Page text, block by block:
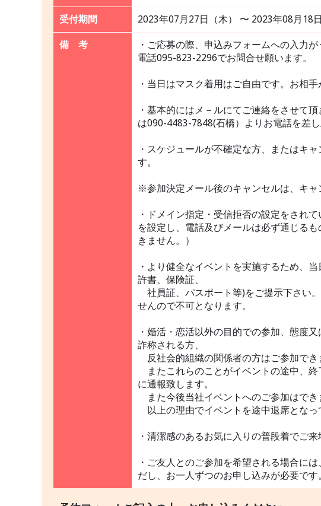
受付期間 2023年07月27日（木） 〜 2023年08月18日
備 考
・ご応募の際、申込みフォームへの入力
電話095-823-2296でお問合せ願います。
・当日はマスク着用はご自由です。お相
・基本的にはメ－ルにてご連絡をさせて
は090-4483-7848(石橋）よりお電話を差
・スケジュールが不確定な方、またはキ
す。
※参加決定メール後のキャンセルは、キャ
・ドメイン指定・受信拒否の設定をされ
を設定し、電話及びメールは必ず通じる
きません。）
・より健全なイベントを実施するため、
許書、保険証、
社員証、パスポート等)をご提示下さい
せんので不可となります。
・婚活・恋活以外の目的での参加、態度
詐称される方、
反社会的組織の関係者の方はご参加でき
またこれらのことがイベントの途中、
に通報致します。
また今後当社イベントへのご参加はでき
以上の理由でイベントを途中退席とな
・清潔感のあるお気に入りの普段着でご来
・ご友人とのご参加を希望される場合に
だし、お一人ずつのお申し込みが必要です